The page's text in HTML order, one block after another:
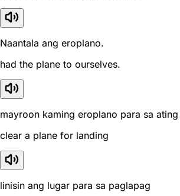
Naantala ang eroplano.
had the plane to ourselves.
mayroon kaming eroplano para sa
clear a plane for landing
linisin ang lugar para sa paglapag